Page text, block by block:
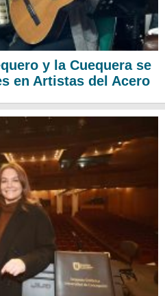
y la Cuequera se
en Artistas del Acero